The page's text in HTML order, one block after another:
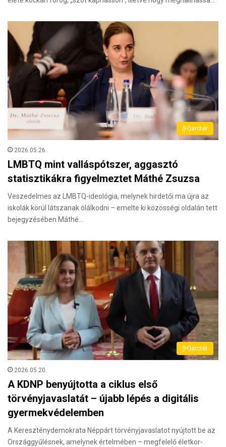
(H)arctér
2026.05.26.
LMBTQ mint valláspótszer, aggasztó
statisztikákra figyelmeztet Máthé Zsuzsa
Veszedelmes az LMBTQ-ideológia, melynek hirdetői ma újra az
iskolák körül látszanak ólálkodni – emelte ki közösségi oldalán tett
bejegyzésében Máthé…
(H)arctér
2026.05.20.
A KDNP benyújtotta a ciklus első
törvényjavaslatát – újabb lépés a digitális
gyermekvédelemben
A Kereszténydemokrata Néppárt törvényjavaslatot nyújtott be az
Országgyűlésnek, amelynek értelmében – megfelelő életkor-